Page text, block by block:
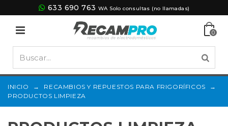
633 690 763 WA Solo consultas (no llamadas)
0
INICIO → RECAMBIOS Y REPUESTOS PARA FRIGORÍFICOS
→
PRODUCTOS LIMPIEZA